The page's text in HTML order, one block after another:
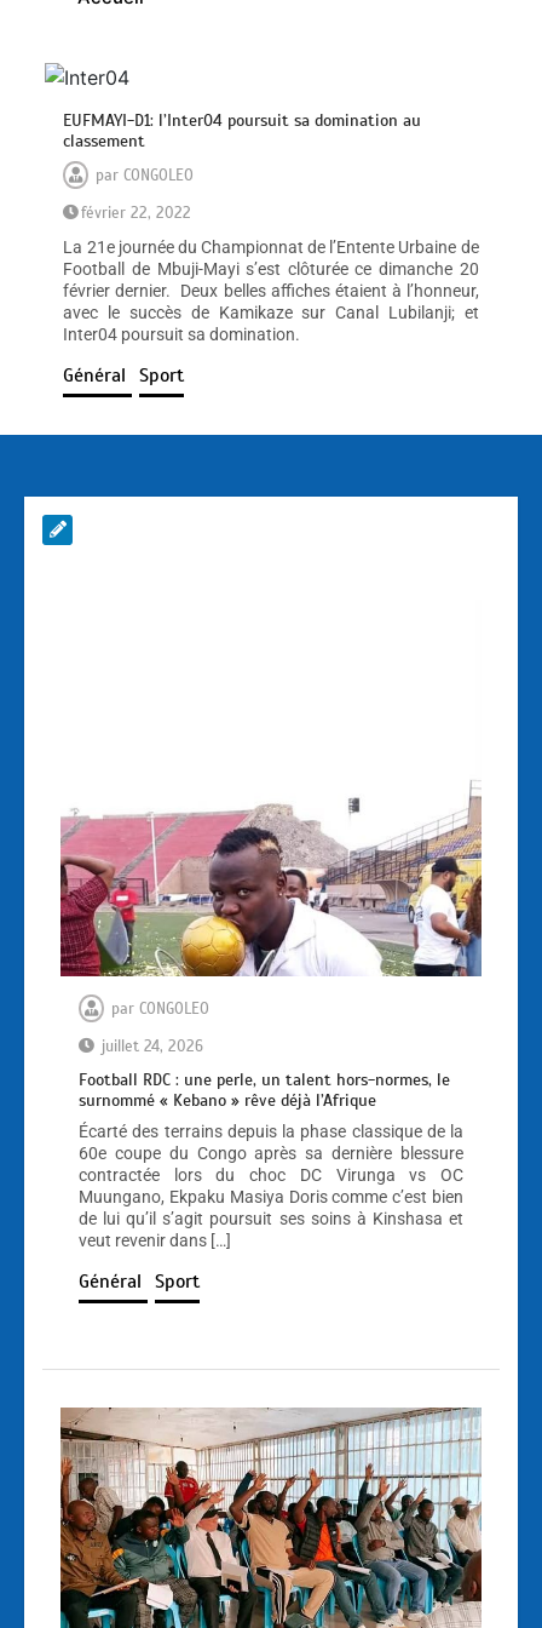
EUFMAYI-D1: l’Inter04 poursuit sa domination au
classement
parCONGOLEO
février 22, 2022
La 21e journée du Championnat de l’Entente Urbaine de
Football de Mbuji-Mayi s’est clôturée ce dimanche 20
février dernier. Deux belles affiches étaient à l’honneur,
avec le succès de Kamikaze sur Canal Lubilanji; et
Inter04 poursuit sa domination.
Général Sport
par CONGOLEO
juillet 24, 2026
Football RDC : une perle, un talent hors-normes, le
surnommé « Kebano » rêve déjà l’Afrique
Écarté des terrains depuis la phase classique de la
60e coupe du Congo après sa dernière blessure
contractée lors du choc DC Virunga vs OC
Muungano, Ekpaku Masiya Doris comme c’est bien
de lui qu’il s’agit poursuit ses soins à Kinshasa et
veut revenir dans […]
Général Sport